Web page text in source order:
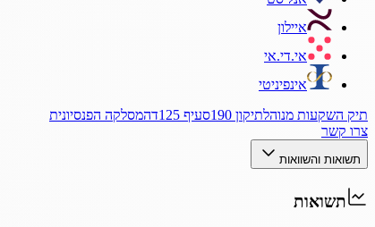
איילון
אי.די.אי
אינפיניטי
תיק השקעות מנוהלתיקון 190 סעיף 125ד
המסלקה הפנסיונית
צרו קשר
תשואות והשוואות
תשואות